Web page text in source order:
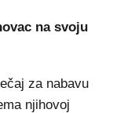
na svoju
za nabavu
njihovoj